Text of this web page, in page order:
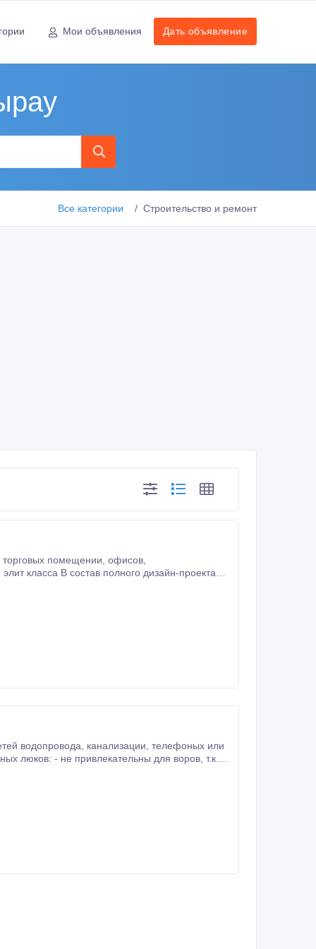
Мои объявления Дать объявление
Все категории Строительство и ремонт
телефоных или